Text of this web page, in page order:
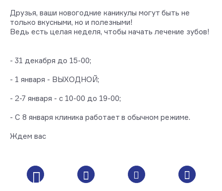
Друзья, ваши новогодние каникулы могут быть не
только вкусными, но и полезными!
Ведь есть целая неделя, чтобы начать лечение зубов!
- 31 декабря до 15-00;
- 1 января - ВЫХОДНОЙ;
- 2-7 января - с 10-00 до 19-00;
- С 8 января клиника работает в обычном режиме.
Ждем вас